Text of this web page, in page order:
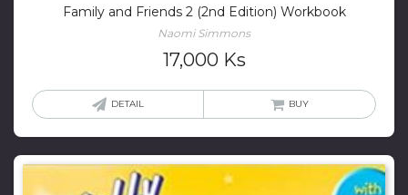
Family and Friends 2 (2nd Edition) Workbook
Naomi Simmons
17,000 Ks
DETAIL BUY